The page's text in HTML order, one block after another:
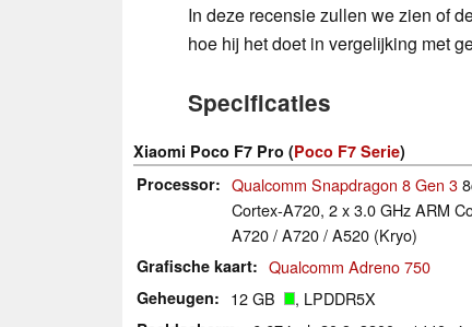
In deze recensie zullen we zien of
hoe hij het doet in vergelijking met
Specificaties
Xiaomi Poco F7 Pro (Poco F7 Serie)
Processor
Qualcomm Snapdragon 8 Gen 3
Cortex-A720, 2 x 3.0 GHz ARM
A720 / A720 / A520 (Kryo)
Grafische kaart Qualcomm Adreno 750
Geheugen 12 GB , LPDDR5X